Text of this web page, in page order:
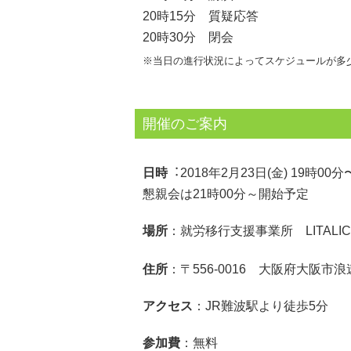
20時15分
質疑応答
20時30分
閉会
※当日の進行状況によってスケジュールが多
開催のご案内
日時︓2018年2月23日(金) 19時00分
懇親会は21時00分～開始予定
場所 ：就労移行支援事業所
住所 ：〒556-0016 大阪府大阪市浪
アクセス ：JR難波駅より徒歩5分
参加費 ：無料